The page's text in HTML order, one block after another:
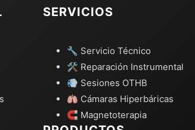
SERVICIOS
🔧 Servicio Técnico
🛠️ Reparación Instrumental
💨 Sesiones OTHB
🫁 Cámaras Hiperbáricas
🧲 Magnetoterapia